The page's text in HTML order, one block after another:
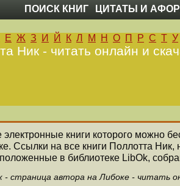
ПОИСК КНИГ ЦИТАТЫ И
Е Ж З И Й К Л М Н О П Р С Т У
Ник - читать онлайн и
электронные книги которого можно
Ссылки на все книги Поллотта
в библиотеке LibOk,
страница автора на Либоке - читать